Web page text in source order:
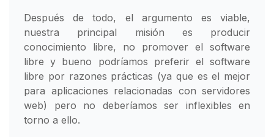
Después de todo, el argumento es viable,
nuestra principal misión es producir
conocimiento libre, no promover el software
libre y bueno podríamos preferir el software
libre por razones prácticas (ya que es el mejor
para aplicaciones relacionadas con servidores
web) pero no deberíamos ser inflexibles en
torno a ello.